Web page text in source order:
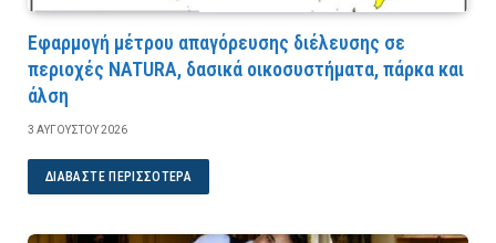
Εφαρμογή μέτρου απαγόρευσης διέλευσης σε
περιοχές NATURA, δασικά οικοσυστήματα, πάρκα και
άλση
3 ΑΥΓΟΎΣΤΟΥ 2026
ΔΙΑΒΆΣΤΕ ΠΕΡΙΣΣΌΤΕΡΑ